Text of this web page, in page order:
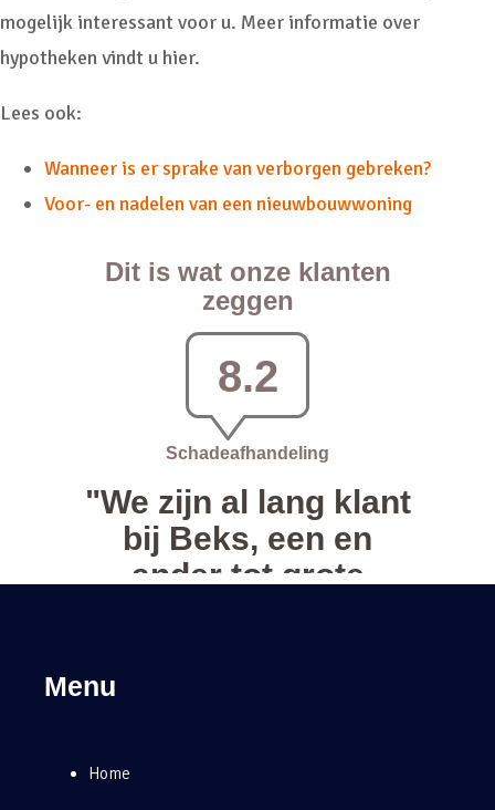
mogelijk interessant voor u. Meer informatie over
hypotheken vindt u hier.
Lees ook:
Wanneer is er sprake van verborgen gebreken?
Voor- en nadelen van een nieuwbouwwoning
Menu
Home